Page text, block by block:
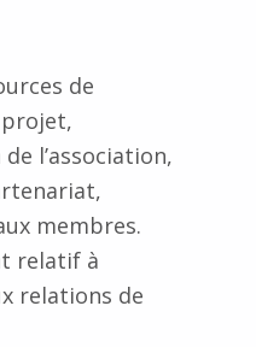
de
projet,
l’association,
membres.
relatif à
relations de